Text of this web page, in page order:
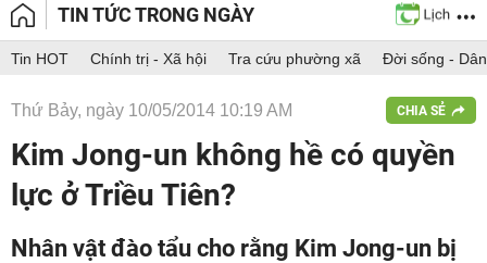
TIN TỨC TRONG NGÀY
Tin HOT Chính trị - Xã hội Tra cứu phường xã Đời sống -
Thứ Bảy, ngày 10/05/2014 10:19 AM CHIA SẺ
Kim Jong-un không hề có quyền
lực ở Triều Tiên?
Nhân vật đào tẩu cho rằng Kim Jong-un bị